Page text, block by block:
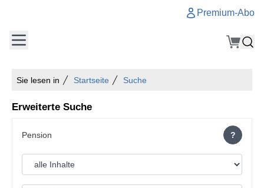
Premium-Abo
Sie lesen in Startseite Suche
Erweiterte Suche
?